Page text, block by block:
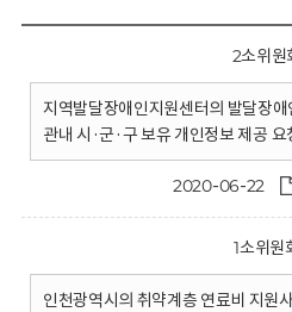
2소위원
지역발달장애인지원센터의 발달장
관내 시·군·구 보유 개인정보 제공 요
2020-06-22
1소위원
인천광역시의 취약계층 연료비 지원